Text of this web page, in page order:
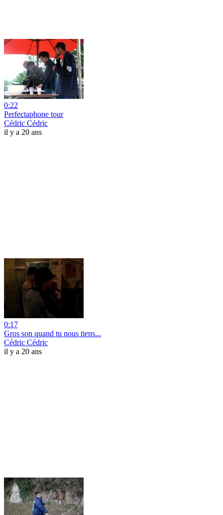
0:22
Perfectaphone tour
Cédric Cédric
il y a 20 ans
0:17
Gros son quand tu nous tiens...
Cédric Cédric
il y a 20 ans